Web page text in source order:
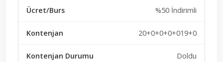
%50 İndirimli
20+0+0+0+019+0
Doldu